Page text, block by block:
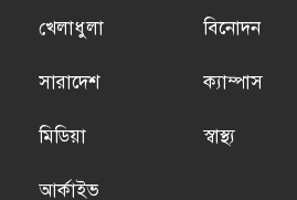
খেলাধুলা বিনোদন
সারাদেশ ক্যাম্পাস
মিডিয়া স্বাস্থ্য
আর্কাইভ